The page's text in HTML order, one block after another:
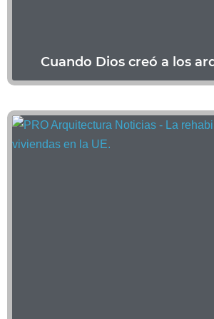
Cuando Dios creó a los